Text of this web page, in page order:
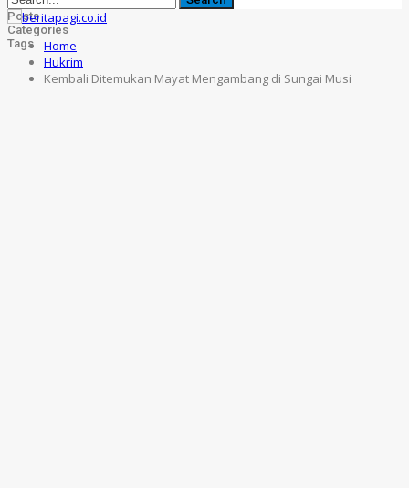
Posts
Categories
Tags
Home
Hukrim
Kembali Ditemukan Mayat Mengambang di Sungai Musi